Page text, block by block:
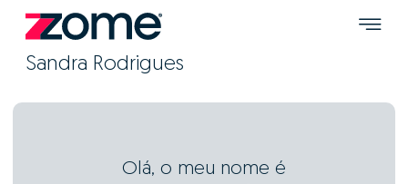
Sandra Rodrigues
Olá, o meu nome é